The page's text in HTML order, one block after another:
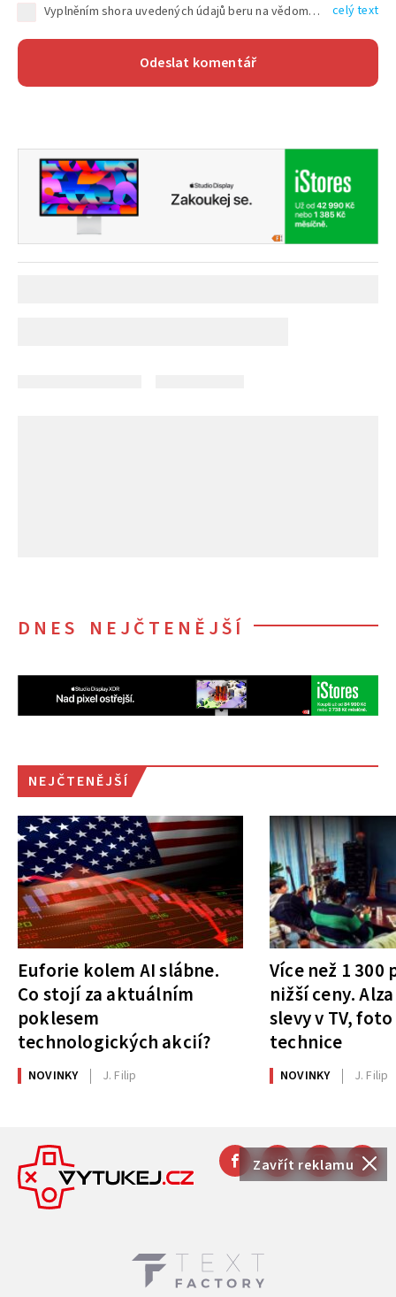
Zavřít reklamu
Vyplněním shora uvedených údajů beru na vědomí, že společnost TEXT FACTORY s.r.o., sídlem Brno, Durďákova 336/29, Černá Pole, PSČ: 613 00, IČ: 06157831, zapsané u Krajského soudu v Brně, oddíl C, vložka 100399, bude zpracovávat mé osobní údaje uvedené v rámci mnou vyplněného registračního formuláře na základě oprávněných zájmů TEXT FACTORY s.r.o. dle čl. 6 odst. 1 písm. f) GDPR a pro splnění právních povinností (čl. 6 odst. 1 písm. c) GDPR), a to pro tyto účely: nezbytnost zajistit oprávnění návštěvníka webových stránek provozovaných společností TEXT FACTORY s.r.o. přispívat aktivně ke zveřejněným článkům nebo v rámci diskusních fór a výkon práv TEXT FACTORY s.r.o. jako administrátora těchto diskusních fór. Více informací o zpracování osobních údajů a právech lze nalézt v celý text
DNES NEJČTENĚJŠÍ
NEJČTENĚJŠÍ
Euforie kolem AI slábne.
Co stojí za aktuálním
poklesem
technologických akcií?
NOVINKY J. Filip
Více než 1
nižší ceny.
slevy v TV,
technice
NOVINKY J. Filip